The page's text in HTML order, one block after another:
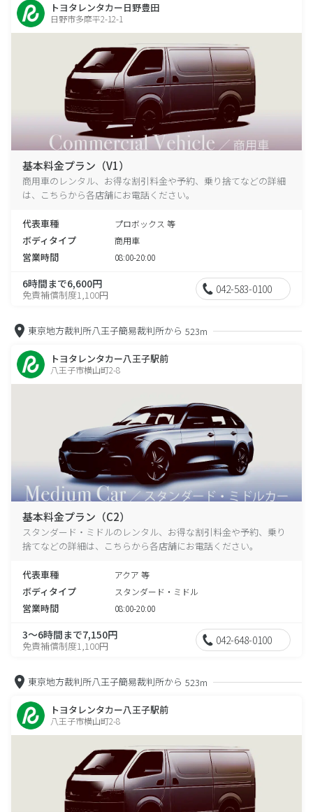
トヨタレンタカー日野豊田
日野市多摩平2-12-1
基本料金プラン（V1）
商用車のレンタル、お得な割引料金や予約、乗り捨てなどの詳細
は、こちらから各店舗にお電話ください。
代表車種 プロボックス 等
ボディタイプ 商用車
営業時間 08:00-20:00
6時間まで6,600円
免責補償制度1,100円 042-583-0100
東京地方裁判所八王子簡易裁判所から 523m
トヨタレンタカー八王子駅前
八王子市横山町2-8
基本料金プラン（C2）
スタンダード・ミドルのレンタル、お得な割引料金や予約、乗り
捨てなどの詳細は、こちらから各店舗にお電話ください。
代表車種 アクア 等
ボディタイプ スタンダード・ミドル
営業時間 08:00-20:00
3～6時間まで7,150円
免責補償制度1,100円 042-648-0100
東京地方裁判所八王子簡易裁判所から 523m
トヨタレンタカー八王子駅前
八王子市横山町2-8